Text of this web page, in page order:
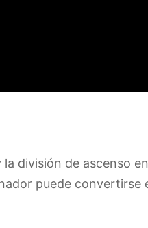
división de ascenso
puede convertirse